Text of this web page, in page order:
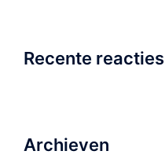
Recente reacties
Archieven